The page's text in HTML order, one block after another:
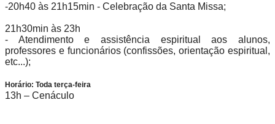
-20h40 às 21h15min - Celebração da Santa Missa;
21h30min às 23h
- Atendimento e assistência espiritual aos alunos,
professores e funcionários (confissões, orientação espiritual,
etc...);
Horário: Toda terça-feira
13h – Cenáculo